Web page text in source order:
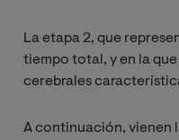
La etapa 2, que
tiempo total, y en la
cerebrales
A continuación, vienen